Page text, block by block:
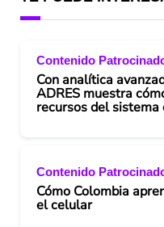
Contenido
Con analítica
ADRES muestra
recursos del sistema
Contenido
Cómo Colombia
el celular